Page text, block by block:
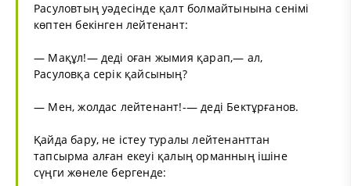
Расуловтың уәдесінде қалт болмайтынына сенімі
көптен бекінген лейтенант:
— Мақұл!— деді оған жымия қарап,— ал,
Расуловқа серік қайсының?
— Мен, жолдас лейтенант!-— деді Бектұрғанов.
Қайда бару, не істеу туралы лейтенанттан
тапсырма алған екеуі қалың орманның ішіне
сүңги жөнеле бергенде: